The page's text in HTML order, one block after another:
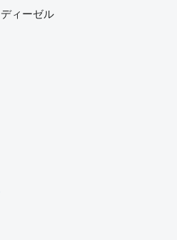
ディーゼル